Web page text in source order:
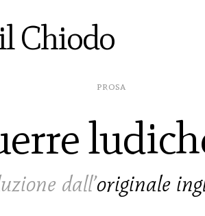
Chiodo
prosa
dall’originale